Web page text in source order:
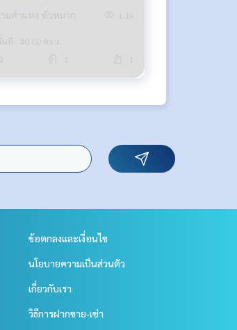
มคำแหง หัวหมาก
1.1k
ที่ : 40.00 ตร.ว.
ข้อตกลงและเงื่อนไข
นโยบายความเป็นส่วนตัว
เกี่ยวกับเรา
วิธีการฝากขาย-เช่า